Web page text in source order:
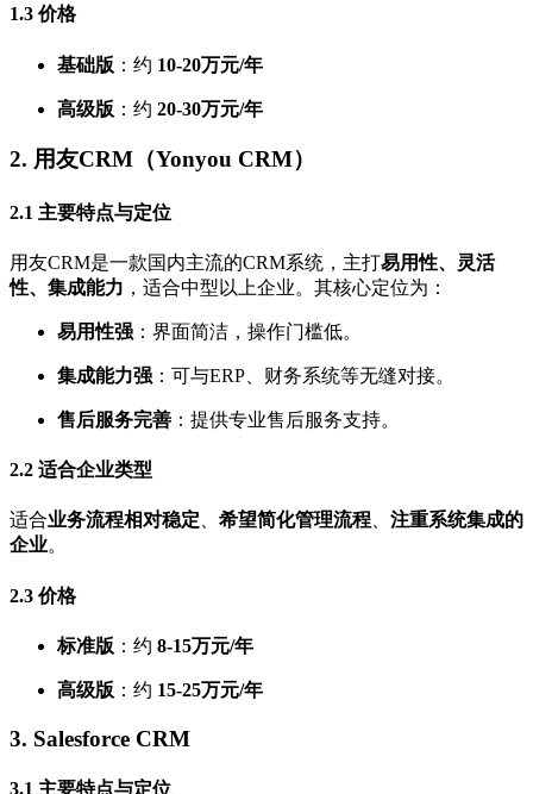
1.3 价格
基础版 ：约 10-20万元/年
高级版 ：约 20-30万元/年
2. 用友CRM（Yonyou CRM）
2.1 主要特点与定位
用友CRM是一款国内主流的CRM系统，主打易用性、灵活
性、集成能力 ，适合中型以上企业。其核心定位为：
易用性强 ：界面简洁，操作门槛低。
集成能力强 ：可与ERP、财务系统等无缝对接。
售后服务完善 ：提供专业售后服务支持。
2.2 适合企业类型
适合业务流程相对稳定、 希望简化管理流程、 注重系统集成的
企业。
2.3 价格
标准版 ：约 8-15万元/年
高级版 ：约 15-25万元/年
3. Salesforce CRM
3.1 主要特点与定位